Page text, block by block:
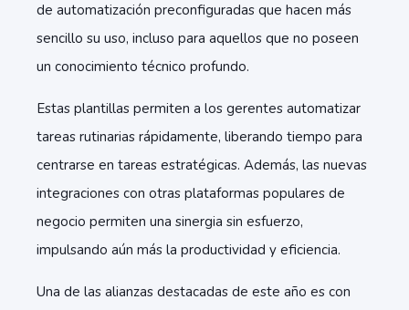
de automatización preconfiguradas que hacen más
sencillo su uso, incluso para aquellos que no poseen
un conocimiento técnico profundo.
Estas plantillas permiten a los gerentes automatizar
tareas rutinarias rápidamente, liberando tiempo para
centrarse en tareas estratégicas. Además, las nuevas
integraciones con otras plataformas populares de
negocio permiten una sinergia sin esfuerzo,
impulsando aún más la productividad y eficiencia.
Una de las alianzas destacadas de este año es con